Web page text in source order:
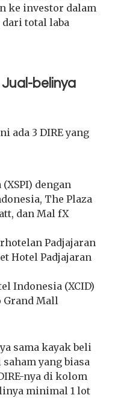
ke investor dalam
total laba
belinya
ada 3 DIRE yang
(XSPI) dengan
The Plaza
dan Mal fX
Padjajaran
Hotel Padjajaran
Indonesia (XCID)
Grand Mall
sama kayak beli
yang biasa
nya di kolom
minimal 1 lot